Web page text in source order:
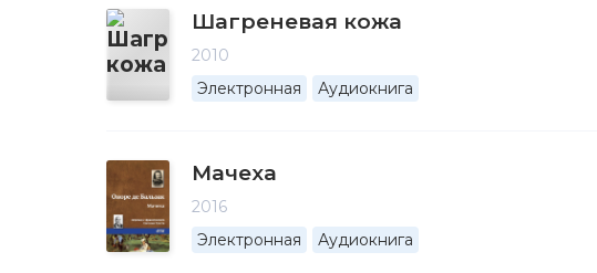
Шагреневая кожа
2010
Электронная
Аудиокнига
Мачеха
2016
Электронная
Аудиокнига